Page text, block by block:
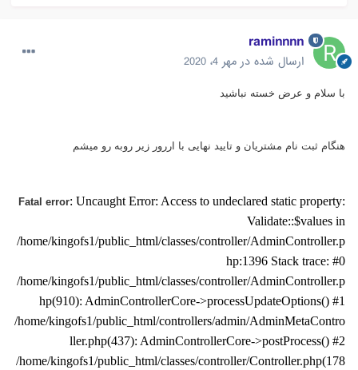
raminnnn
ارسال شده در مهر 4، 2020
با سلام و عرض خسته نباشید
هنگام ثبت نام مشتریان و تایید نهایی با اررور زیر روبه رو میشم
Fatal error : Uncaught Error: Access to undeclared static property:
Validate::$values in
/home/kingofs1/public_html/classes/controller/AdminController.p
hp:1396 Stack trace: #0
/home/kingofs1/public_html/classes/controller/AdminController.p
hp(910): AdminControllerCore->processUpdateOptions() #1
/home/kingofs1/public_html/controllers/admin/AdminMetaContro
ller.php(437): AdminControllerCore->postProcess() #2
/home/kingofs1/public_html/classes/controller/Controller.php(178